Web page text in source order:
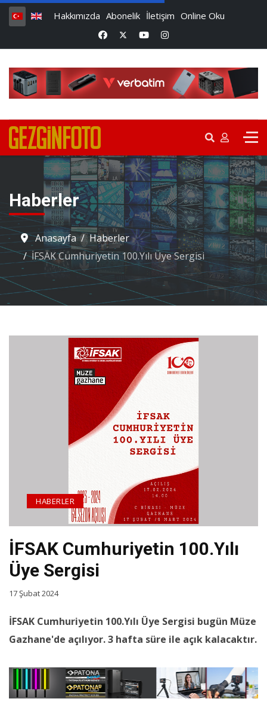
Hakkımızda Abonelik İletişim Online Oku
Haberler
Anasayfa
Haberler
İFSAK Cumhuriyetin 100.Yılı Üye Sergisi
İFSAK Cumhuriyetin 100.Yılı
Üye Sergisi
HABERLER
17 Şubat 2024
İFSAK Cumhuriyetin 100.Yılı Üye Sergisi bugün Müze
Gazhane'de açılıyor. 3 hafta süre ile açık kalacaktır.